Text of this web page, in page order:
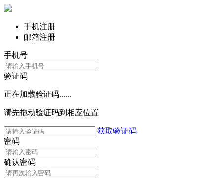
手机注册
邮箱注册
手机号
验证码
正在加载验证码......
请先拖动验证码到相应位置
获取验证码
密码
确认密码